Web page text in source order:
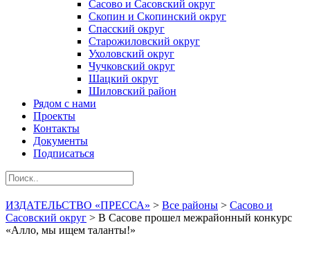
Сасово и Сасовский округ
Скопин и Скопинский округ
Спасский округ
Старожиловский округ
Ухоловский округ
Чучковский округ
Шацкий округ
Шиловский район
Рядом с нами
Проекты
Контакты
Документы
Подписаться
ИЗДАТЕЛЬСТВО «ПРЕССА» > Все районы > Сасово и
Сасовский округ > В Сасове прошел межрайонный конкурс
«Алло, мы ищем таланты!»